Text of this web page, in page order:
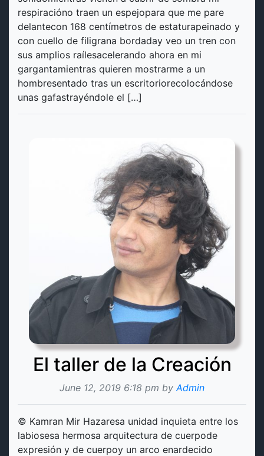
respiracióno traen un espejopara que me pare
delantecon 168 centímetros de estaturapeinado y
con cuello de filigrana bordaday veo un tren con
sus amplios raílesacelerando ahora en mi
gargantamientras quieren mostrarme a un
hombresentado tras un escritoriorecolocándose
unas gafastrayéndole el […]
El taller de la Creación
June 12, 2019 6:18 pm by Admin
© Kamran Mir Hazaresa unidad inquieta entre los
labiosesa hermosa arquitectura de cuerpode
expresión y de cuerpoy un arco enardecido